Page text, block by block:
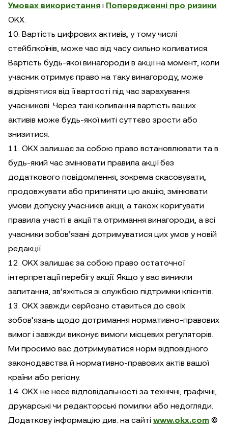
Умовах використання і Попередженні про ризики
OKX.
10. Вартість цифрових активів, у тому числі
стейблкоїнів, може час від часу сильно коливатися.
Вартість будь-якої винагороди в акції на момент, коли
учасник отримує право на таку винагороду, може
відрізнятися від її вартості під час зарахування
учасникові. Через такі коливання вартість ваших
активів може будь-якої миті суттєво зрости або
знизитися.
11. OKX залишає за собою право встановлювати та в
будь-який час змінювати правила акції без
додаткового повідомлення, зокрема скасовувати,
продовжувати або припиняти цю акцію, змінювати
умови допуску учасників акції, а також коригувати
правила участі в акції та отримання винагороди, а всі
учасники зобов’язані дотримуватися цих умов у новій
редакції.
12. OKX залишає за собою право остаточної
інтерпретації перебігу акції. Якщо у вас виникли
запитання, зв’яжіться зі службою підтримки клієнтів.
13. OKX завжди серйозно ставиться до своїх
зобов’язань щодо дотримання нормативно-правових
вимог і завжди виконує вимоги місцевих регуляторів.
Ми просимо вас дотримуватися норм відповідного
законодавства й нормативно-правових актів вашої
країни або регіону.
14. OKX не несе відповідальності за технічні, графічні,
друкарські чи редакторські помилки або недогляди.
Додаткову інформацію див. на сайті www.okx.com ©